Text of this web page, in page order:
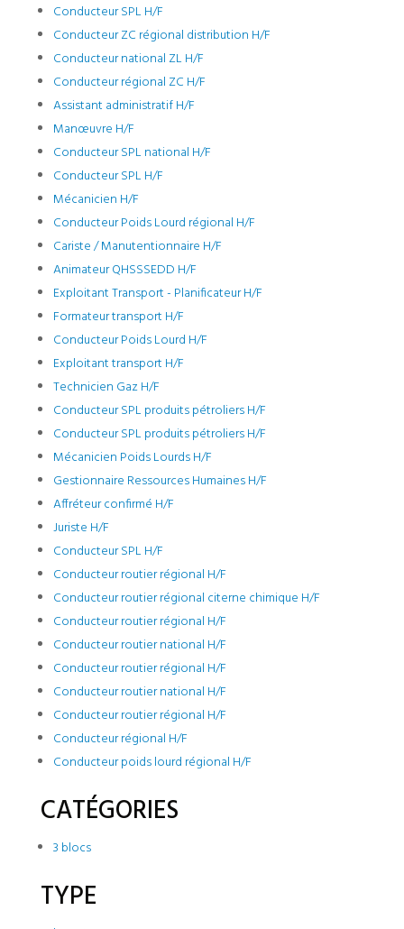
Conducteur SPL H/F
Conducteur ZC régional distribution H/F
Conducteur national ZL H/F
Conducteur régional ZC H/F
Assistant administratif H/F
Manœuvre H/F
Conducteur SPL national H/F
Conducteur SPL H/F
Mécanicien H/F
Conducteur Poids Lourd régional H/F
Cariste / Manutentionnaire H/F
Animateur QHSSSEDD H/F
Exploitant Transport - Planificateur H/F
Formateur transport H/F
Conducteur Poids Lourd H/F
Exploitant transport H/F
Technicien Gaz H/F
Conducteur SPL produits pétroliers H/F
Conducteur SPL produits pétroliers H/F
Mécanicien Poids Lourds H/F
Gestionnaire Ressources Humaines H/F
Affréteur confirmé H/F
Juriste H/F
Conducteur SPL H/F
Conducteur routier régional H/F
Conducteur routier régional citerne chimique H/F
Conducteur routier régional H/F
Conducteur routier national H/F
Conducteur routier régional H/F
Conducteur routier national H/F
Conducteur routier régional H/F
Conducteur régional H/F
Conducteur poids lourd régional H/F
CATÉGORIES
3 blocs
TYPE